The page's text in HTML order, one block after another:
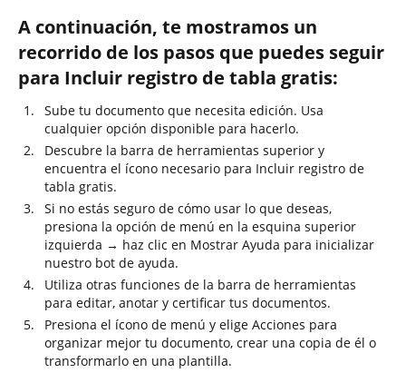
A continuación, te mostramos un
recorrido de los pasos que puedes seguir
para Incluir registro de tabla gratis:
Sube tu documento que necesita edición. Usa
cualquier opción disponible para hacerlo.
Descubre la barra de herramientas superior y
encuentra el ícono necesario para Incluir registro de
tabla gratis.
Si no estás seguro de cómo usar lo que deseas,
presiona la opción de menú en la esquina superior
izquierda → haz clic en Mostrar Ayuda para inicializar
nuestro bot de ayuda.
Utiliza otras funciones de la barra de herramientas
para editar, anotar y certificar tus documentos.
Presiona el ícono de menú y elige Acciones para
organizar mejor tu documento, crear una copia de él o
transformarlo en una plantilla.